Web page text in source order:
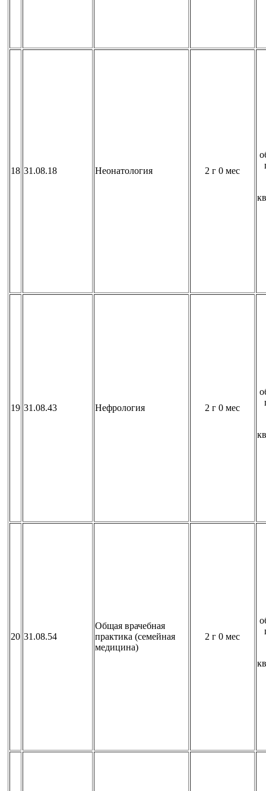
18 31.08.18 Неонатология 2 г 0 мес
19 31.08.43 Нефрология 2 г 0 мес
20 31.08.54
Общая врачебная
практика (семейная
медицина)
2 г 0 мес